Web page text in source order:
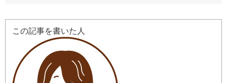
この記事を書いた人